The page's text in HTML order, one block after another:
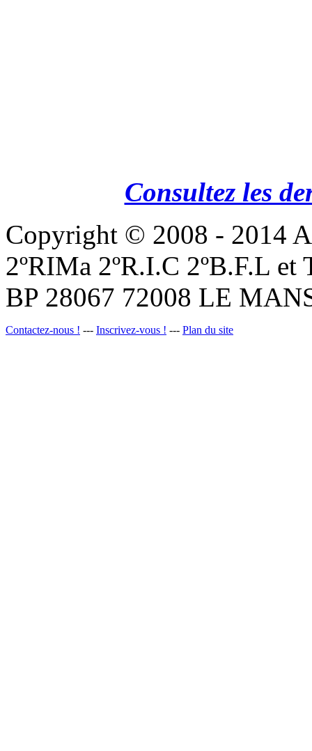
Consultez les
Copyright © 2008 - 2014
2ºRIMa 2ºR.I.C 2ºB.F.L
BP 28067 72008 LE
Contactez-nous ! --- Inscrivez-vous ! --- Plan du site